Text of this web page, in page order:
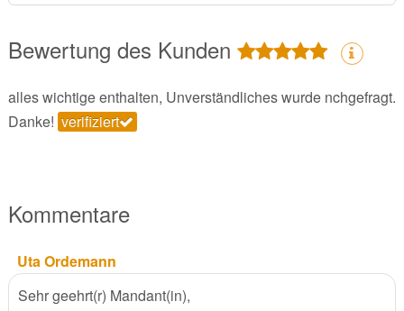
Bewertung des Kunden
alles wichtige enthalten, Unverständliches wurde nchgefragt.
Danke! verifiziert
Kommentare
Uta Ordemann
Sehr geehrt(r) Mandant(in),